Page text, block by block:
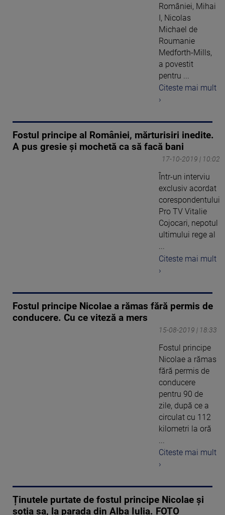
României, Mihai
I, Nicolas
Michael de
Roumanie
Medforth-Mills,
a povestit
pentru ...
Citeste mai mult
›
Fostul principe al României, mărturisiri inedite.
A pus gresie și mochetă ca să facă bani
17-10-2019 | 10:02
Într-un interviu
exclusiv acordat
corespondentului
Pro TV Vitalie
Cojocari, nepotul
ultimului rege al
...
Citeste mai mult
›
Fostul principe Nicolae a rămas fără permis de
conducere. Cu ce viteză a mers
15-08-2019 | 18:33
Fostul principe
Nicolae a rămas
fără permis de
conducere
pentru 90 de
zile, după ce a
circulat cu 112
kilometri la oră
Citeste mai mult
›
Ținutele purtate de fostul principe Nicolae și
soția sa, la parada din Alba Iulia. FOTO